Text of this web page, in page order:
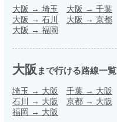
大阪 → 埼玉 大阪 → 千葉
大阪 → 石川 大阪 → 京都
大阪 → 福岡
大阪 まで行ける路線一覧
埼玉 → 大阪 千葉 → 大阪
石川 → 大阪 京都 → 大阪
福岡 → 大阪